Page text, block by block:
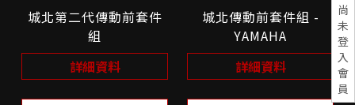
尚
未
登
入
會
員
城北第二代傳動前套件
組
詳細資料
城北傳動前套件組 -
YAMAHA
詳細資料